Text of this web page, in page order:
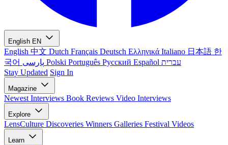
English EN
English 中文 Dutch Français Deutsch Ελληνικά Italiano 日本語 한
국어
Polski Português Русский Español עברית
Stay Updated Sign In
Magazine
Newest Interviews Book Reviews Video Interviews
Explore
LensCulture Discoveries Winners Galleries Festival Videos
Learn